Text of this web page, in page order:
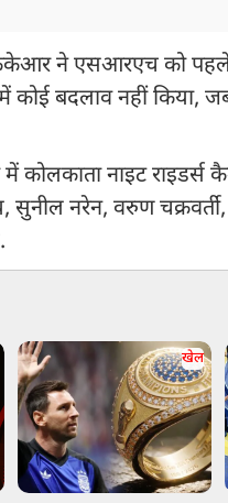
ने एसआरएच को
बदलाव नहीं किया,
कोलकाता नाइट
नरेन, वरुण
खेल